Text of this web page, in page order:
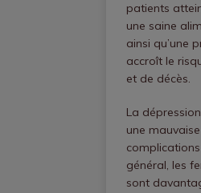
patients
une saine
ainsi qu’une
accroît le
et de décès.
La
une
général, les
sont